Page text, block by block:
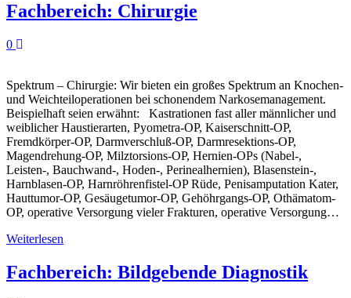
Fachbereich: Chirurgie
0
Spektrum – Chirurgie: Wir bieten ein großes Spektrum an Knochen-
und Weichteiloperationen bei schonendem Narkosemanagement.
Beispielhaft seien erwähnt: Kastrationen fast aller männlicher und
weiblicher Haustierarten, Pyometra-OP, Kaiserschnitt-OP,
Fremdkörper-OP, Darmverschluß-OP, Darmresektions-OP,
Magendrehung-OP, Milztorsions-OP, Hernien-OPs (Nabel-,
Leisten-, Bauchwand-, Hoden-, Perinealhernien), Blasenstein-,
Harnblasen-OP, Harnröhrenfistel-OP Rüde, Penisamputation Kater,
Hauttumor-OP, Gesäugetumor-OP, Gehöhrgangs-OP, Othämatom-
OP, operative Versorgung vieler Frakturen, operative Versorgung…
Weiterlesen
Fachbereich: Bildgebende Diagnostik